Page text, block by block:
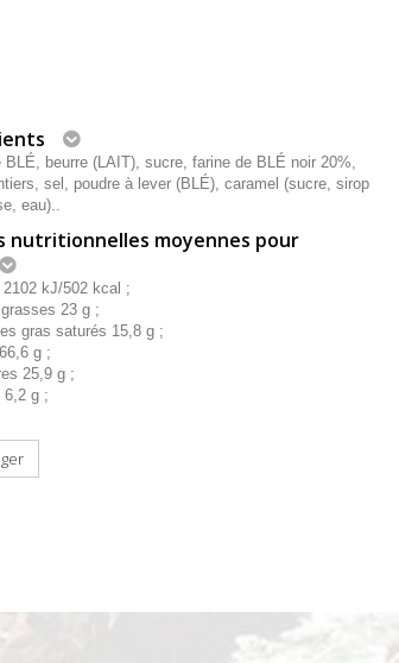
BLÉ, beurre (LAIT), sucre, farine de BLÉ noir 20%,
sel, poudre à lever (BLÉ), caramel (sucre, sirop
eau)..
nutritionnelles moyennes pour
2102 kJ/502 kcal ;
23 g ;
gras saturés 15,8 g ;
g ;
25,9 g ;
6,2 g ;